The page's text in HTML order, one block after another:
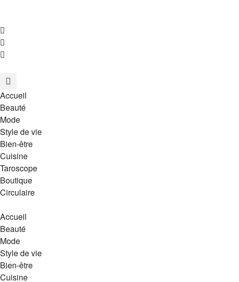
Accueil
Beauté
Mode
Style de vie
Bien-être
Cuisine
Taroscope
Boutique
Circulaire
Accueil
Beauté
Mode
Style de vie
Bien-être
Cuisine